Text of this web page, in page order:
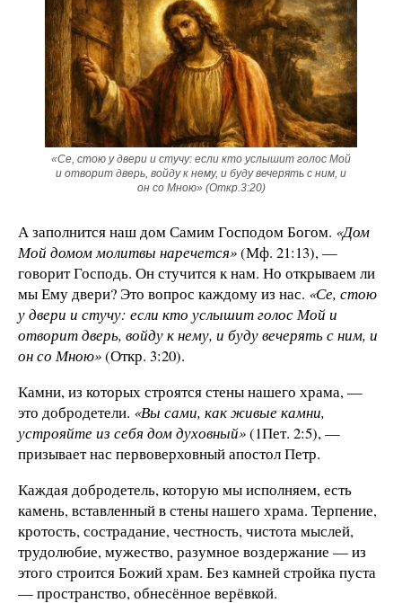
«Се, стою у двери и стучу: если кто услышит голос Мой
и отворит дверь, войду к нему, и буду вечерять с ним, и
он со Мною» (Откр.3:20)
А заполнится наш дом Самим Господом Богом. «Дом
Мой домом молитвы наречется»(Мф. 21:13), —
говорит Господь. Он стучится к нам. Но открываем ли
мы Ему двери? Это вопрос каждому из нас. «Се, стою
у двери и стучу: если кто услышит голос Мой и
отворит дверь, войду к нему, и буду вечерять с ним, и
он со Мною»(Откр. 3:20).
Камни, из которых строятся стены нашего храма, —
это добродетели. «Вы сами, как живые камни,
устрояйте из себя дом духовный»(1Пет. 2:5), —
призывает нас первоверховный апостол Петр.
Каждая добродетель, которую мы исполняем, есть
камень, вставленный в стены нашего храма. Терпение,
кротость, сострадание, честность, чистота мыслей,
трудолюбие, мужество, разумное воздержание — из
этого строится Божий храм. Без камней стройка пуста
— пространство, обнесённое верёвкой.